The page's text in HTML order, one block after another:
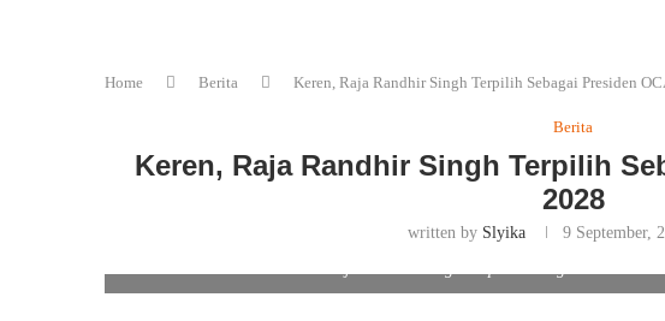
Home Berita Keren, Raja Randhir Singh Terpilih Sebagai Presiden
Berita
Keren, Raja Randhir Singh Terpilih
2028
written by Slyika
9 September,